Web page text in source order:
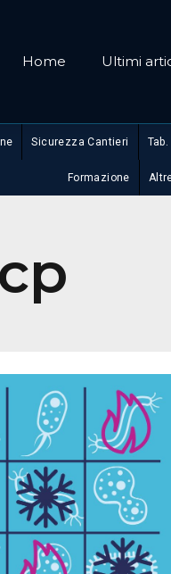
Home Ultimi
Sicurezza Cantieri
Formazione